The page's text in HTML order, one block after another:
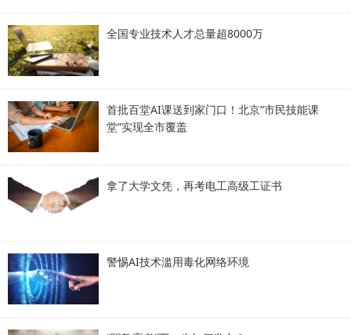
全国专业技术人才总量超8000万
首批百堂AI课送到家门口！北京“市民技能课
堂”实现全市覆盖
拿了大学文凭，再考电工高级工证书
警惕AI技术滥用毒化网络环境